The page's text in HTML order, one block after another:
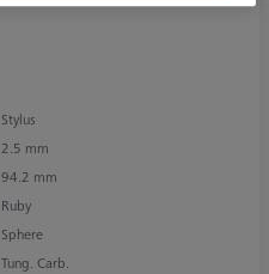
Stylus
2.5 mm
94.2 mm
Ruby
Sphere
Tung. Carb.